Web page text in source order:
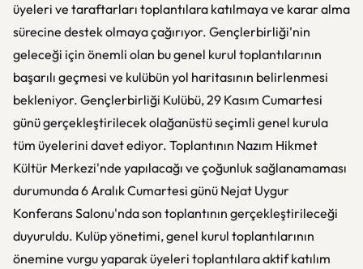
üyeleri ve taraftarları toplantılara katılmaya ve karar alma
sürecine destek olmaya çağırıyor. Gençlerbirliği'nin
geleceği için önemli olan bu genel kurul toplantılarının
başarılı geçmesi ve kulübün yol haritasının belirlenmesi
bekleniyor. Gençlerbirliği Kulübü, 29 Kasım Cumartesi
günü gerçekleştirilecek olağanüstü seçimli genel kurula
tüm üyelerini davet ediyor. Toplantının Nazım Hikmet
Kültür Merkezi'nde yapılacağı ve çoğunluk sağlanamaması
durumunda 6 Aralık Cumartesi günü Nejat Uygur
Konferans Salonu'nda son toplantının gerçekleştirileceği
duyuruldu. Kulüp yönetimi, genel kurul toplantılarının
önemine vurgu yaparak üyeleri toplantılara aktif katılım